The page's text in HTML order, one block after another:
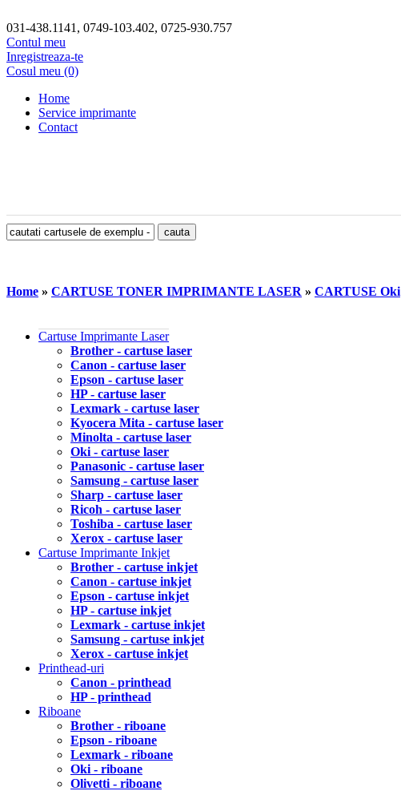
031-438.1141, 0749-103.402, 0725-930.757
Contul meu
Inregistreaza-te
Cosul meu (0)
Home
Service imprimante
Contact
Home » CARTUSE TONER IMPRIMANTE LASER » CARTUSE Oki
Cartuse Imprimante Laser
Brother - cartuse laser
Canon - cartuse laser
Epson - cartuse laser
HP - cartuse laser
Lexmark - cartuse laser
Kyocera Mita - cartuse laser
Minolta - cartuse laser
Oki - cartuse laser
Panasonic - cartuse laser
Samsung - cartuse laser
Sharp - cartuse laser
Ricoh - cartuse laser
Toshiba - cartuse laser
Xerox - cartuse laser
Cartuse Imprimante Inkjet
Brother - cartuse inkjet
Canon - cartuse inkjet
Epson - cartuse inkjet
HP - cartuse inkjet
Lexmark - cartuse inkjet
Samsung - cartuse inkjet
Xerox - cartuse inkjet
Printhead-uri
Canon - printhead
HP - printhead
Riboane
Brother - riboane
Epson - riboane
Lexmark - riboane
Oki - riboane
Olivetti - riboane